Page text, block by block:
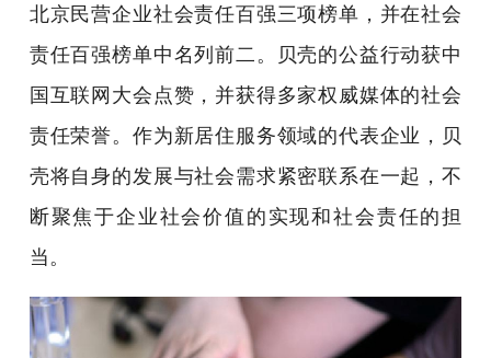
北京民营企业社会责任百强三项榜单，并在社会
责任百强榜单中名列前二。贝壳的公益行动获中
国互联网大会点赞，并获得多家权威媒体的社会
责任荣誉。作为新居住服务领域的代表企业，贝
壳将自身的发展与社会需求紧密联系在一起，不
断聚焦于企业社会价值的实现和社会责任的担
当。